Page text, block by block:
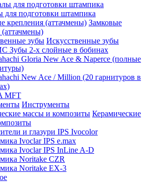
для подготовки штампика
Замковые
Искусственные зубы
Зубы 2-х слойные в бобинах
Gloria New Ace & Naperce (полные
New Ace / Million (20 гарнитуров в
MFT
Инструменты
Керамические
и глазури IPS Ivocolor
Ivoclar IPS e.max
Ivoclar IPS InLine A-D
Noritake CZR
Noritake EX-3